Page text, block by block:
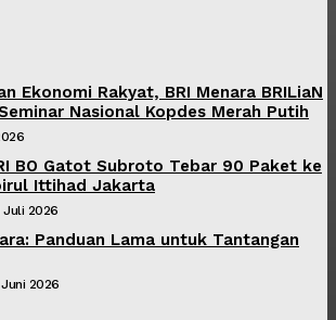
Ekonomi Rakyat, BRI Menara BRILiaN
Nasional Kopdes Merah Putih
BO Gatot Subroto Tebar 90 Paket ke
Ittihad Jakarta
Juli 2026
Panduan Lama untuk Tantangan
2026